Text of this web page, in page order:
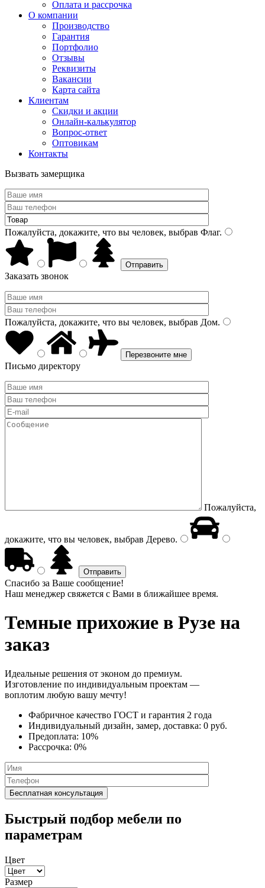
Оплата и рассрочка
О компании
Производство
Гарантия
Портфолио
Отзывы
Реквизиты
Вакансии
Карта сайта
Клиентам
Скидки и акции
Онлайн-калькулятор
Вопрос-ответ
Оптовикам
Контакты
Вызвать замерщика
Пожалуйста, докажите, что вы человек, выбрав Флаг.
Заказать звонок
Пожалуйста, докажите, что вы человек, выбрав Дом.
Письмо директору
Пожалуйста,
докажите, что вы человек, выбрав Дерево.
Спасибо за Ваше сообщение!
Наш менеджер свяжется с Вами в ближайшее время.
Темные прихожие в Рузе на
заказ
Идеальные решения от эконом до премиум.
Изготовление по индивидуальным проектам —
воплотим любую вашу мечту!
Фабричное качество ГОСТ и гарантия 2 года
Индивидуальный дизайн, замер, доставка: 0 руб.
Предоплата: 10%
Рассрочка: 0%
Быстрый подбор мебели по
параметрам
Цвет
Размер